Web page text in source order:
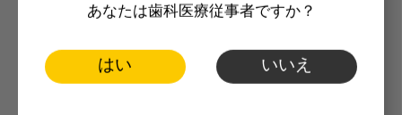
あなたは歯科医療従事者ですか？
はい いいえ
製品価格も閲覧可能